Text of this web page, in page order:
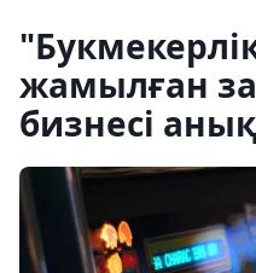
жамылған
бизнесі